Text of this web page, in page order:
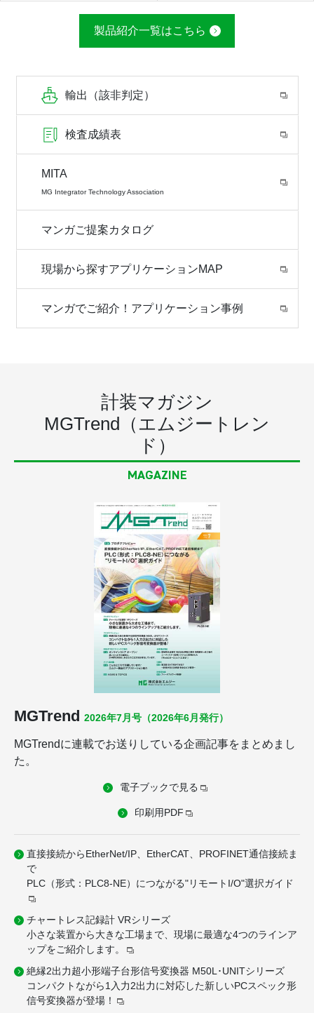
製品紹介一覧はこちら
輸出（該非判定）
検査成績表
MITA
MG Integrator Technology Association
マンガご提案カタログ
現場から探すアプリケーションMAP
マンガでご紹介！アプリケーション事例
計装マガジン
MGTrend（エムジートレン
ド）
MAGAZINE
MGTrend 2026年7月号（2026年6月発行）
MGTrendに連載でお送りしている企画記事をまとめまし
た。
電子ブックで見る
印刷用PDF
直接接続からEtherNet/IP、EtherCAT、PROFINET通信接続ま
で
PLC（形式：PLC8-NE）につながる"リモートI/O"選択ガイド
チャートレス記録計 VRシリーズ
小さな装置から大きな工場まで、現場に最適な4つのラインア
ップをご紹介します。
絶縁2出力超小形端子台形信号変換器 M50L･UNITシリーズ
コンパクトながら1入力2出力に対応した新しいPCスペック形
信号変換器が登場！